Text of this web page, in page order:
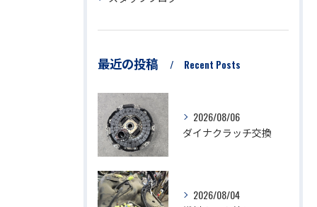
最近の投稿 Recent Posts
2026/08/06
ダイナクラッチ交換
2026/08/04